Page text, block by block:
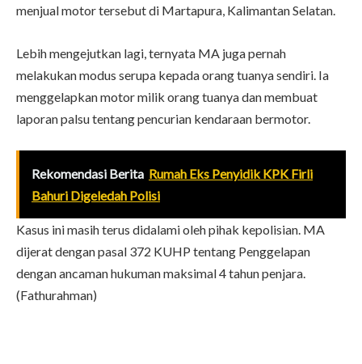
menjual motor tersebut di Martapura, Kalimantan Selatan.
Lebih mengejutkan lagi, ternyata MA juga pernah
melakukan modus serupa kepada orang tuanya sendiri. Ia
menggelapkan motor milik orang tuanya dan membuat
laporan palsu tentang pencurian kendaraan bermotor.
Rekomendasi Berita Rumah Eks Penyidik KPK Firli
Bahuri Digeledah Polisi
Kasus ini masih terus didalami oleh pihak kepolisian. MA
dijerat dengan pasal 372 KUHP tentang Penggelapan
dengan ancaman hukuman maksimal 4 tahun penjara.
(Fathurahman)